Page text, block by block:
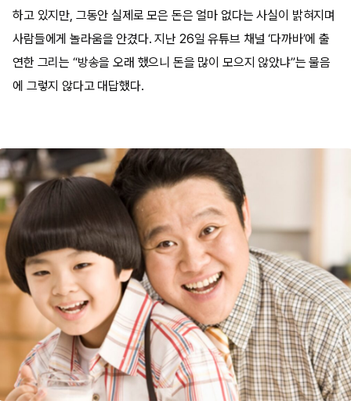
하고 있지만, 그동안 실제로 모은 돈은 얼마 없다는 사실이 밝혀지며
사람들에게 놀라움을 안겼다. 지난 26일 유튜브 채널 ‘다까바’에 출
연한 그리는 “방송을 오래 했으니 돈을 많이 모으지 않았냐”는 물음
에 그렇지 않다고 대답했다.